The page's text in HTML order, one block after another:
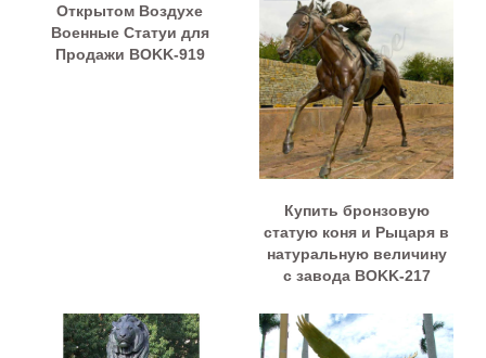
Открытом Воздухе
Военные Статуи для
Продажи BOKK-919
Купить бронзовую
статую коня и Рыцаря в
натуральную величину
с завода BOKK-217